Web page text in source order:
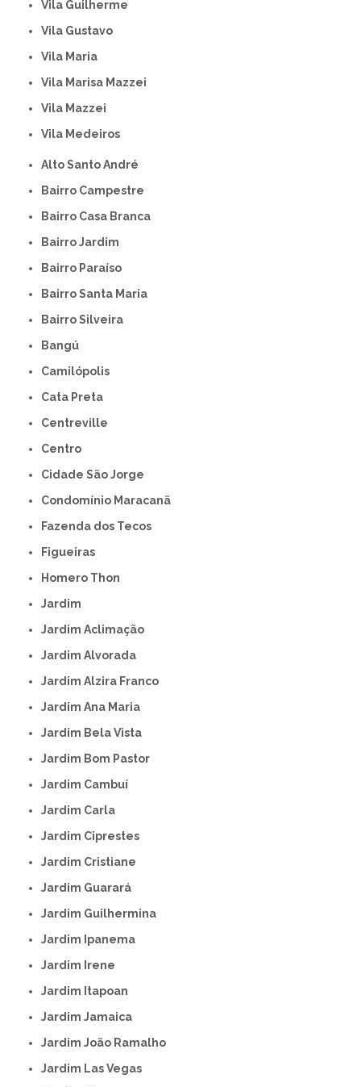
Vila Guilherme
Vila Gustavo
Vila Maria
Vila Marisa Mazzei
Vila Mazzei
Vila Medeiros
Alto Santo André
Bairro Campestre
Bairro Casa Branca
Bairro Jardim
Bairro Paraíso
Bairro Santa Maria
Bairro Silveira
Bangú
Camilópolis
Cata Preta
Centreville
Centro
Cidade São Jorge
Condomínio Maracanã
Fazenda dos Tecos
Figueiras
Homero Thon
Jardim
Jardim Aclimação
Jardim Alvorada
Jardim Alzira Franco
Jardim Ana Maria
Jardim Bela Vista
Jardim Bom Pastor
Jardim Cambuí
Jardim Carla
Jardim Ciprestes
Jardim Cristiane
Jardim Guarará
Jardim Guilhermina
Jardim Ipanema
Jardim Irene
Jardim Itapoan
Jardim Jamaica
Jardim João Ramalho
Jardim Las Vegas